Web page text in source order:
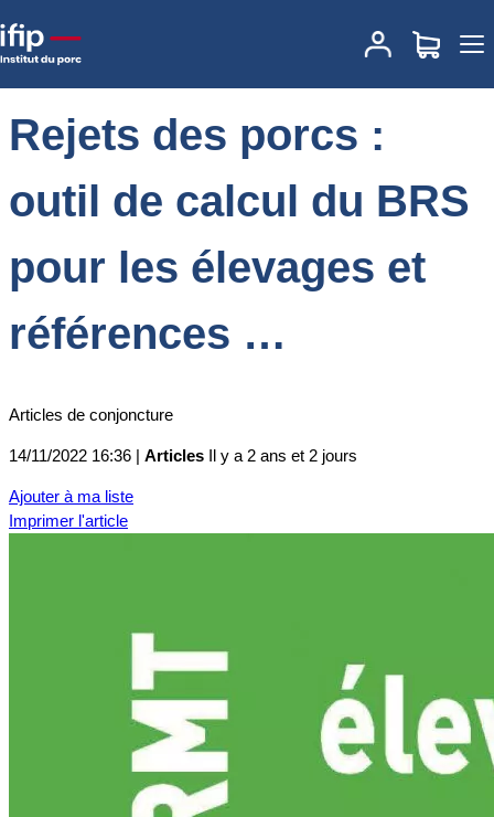
Accueil
Rejets des porcs : outil de calcul du BRS pour
les élevages et références …
Rejets des porcs :
outil de calcul du BRS
pour les élevages et
références …
Articles de conjoncture
14/11/2022 16:36 | Articles Il y a 2 ans et 2 jours
Ajouter à ma liste
Imprimer l'article